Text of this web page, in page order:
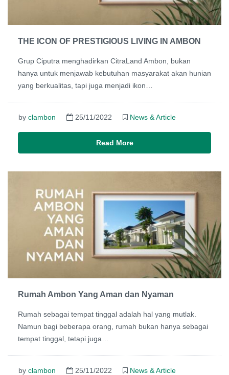
THE ICON OF PRESTIGIOUS LIVING IN AMBON
Grup Ciputra menghadirkan CitraLand Ambon, bukan
hanya untuk menjawab kebutuhan masyarakat akan hunian
yang berkualitas, tapi juga menjadi ikon…
by clambon 25/11/2022 News & Article
Read More
Rumah Ambon Yang Aman dan Nyaman
Rumah sebagai tempat tinggal adalah hal yang mutlak.
Namun bagi beberapa orang, rumah bukan hanya sebagai
tempat tinggal, tetapi juga…
by clambon 25/11/2022 News & Article